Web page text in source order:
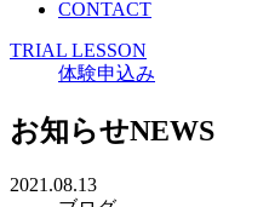
CONTACT
TRIAL LESSON
体験申込み
お知らせNEWS
2021.08.13